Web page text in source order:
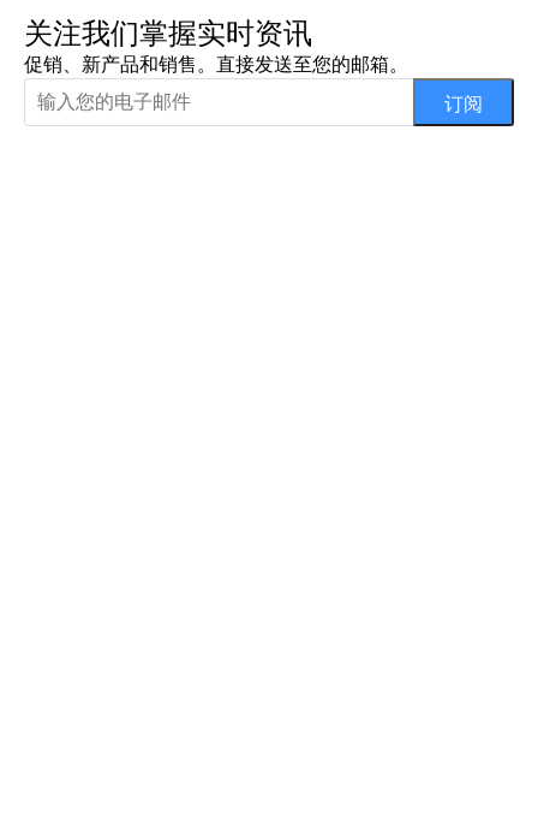
关注我们掌握实时资讯
促销、新产品和销售。直接发送至您的邮箱。
订阅